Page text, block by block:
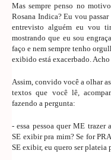
Mas sempre penso no
Rosana Indica? Eu vou
entrevisto alguém eu vou
mostrando que eu sou
faço e nem sempre tenho
exibido está exacerbado. Acho
Assim, convido você a olhar
textos que você lê,
fazendo a pergunta:
- essa pessoa quer ME
SE exibir pra mim? Se for
SE exibir, eu quero ser plateia